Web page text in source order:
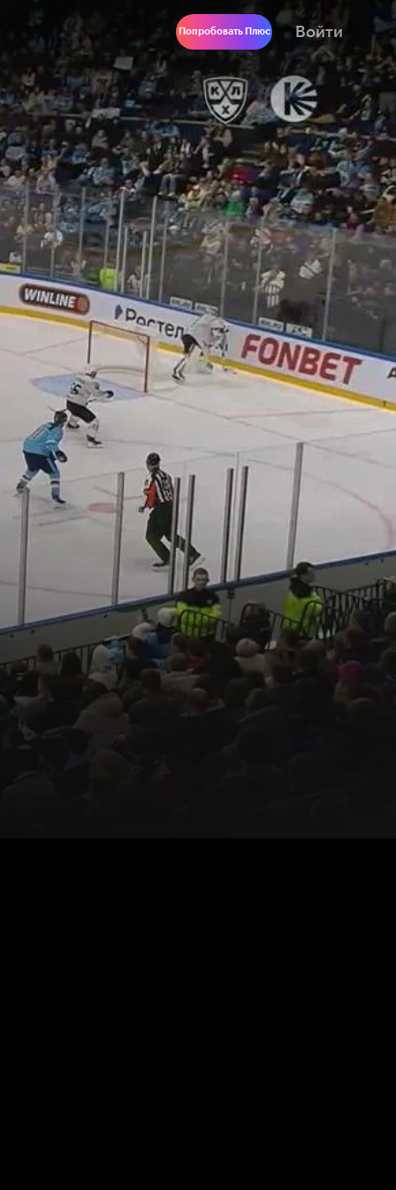
Попробовать Плюс Войти